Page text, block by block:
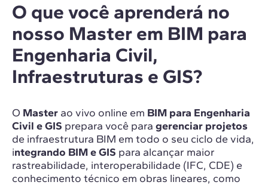
O que você aprenderá no
nosso Master em BIM para
Engenharia Civil,
Infraestruturas e GIS?
O Master ao vivo online em BIM para Engenharia
Civil e GIS prepara você para gerenciar projetos
de infraestrutura BIM em todo o seu ciclo de vida,
integrando BIM e GIS para alcançar maior
rastreabilidade, interoperabilidade (IFC, CDE) e
conhecimento técnico em obras lineares, como